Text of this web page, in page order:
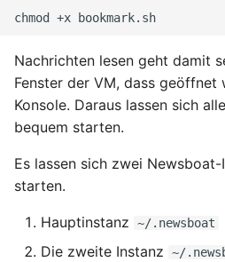
chmod +x
Nachrichten lesen geht damit
Fenster der VM, dass geöffnet
Konsole. Daraus lassen sich
bequem starten.
Es lassen sich zwei
starten.
Hauptinstanz ~/.newsboat
Die zweite Instanz
~/